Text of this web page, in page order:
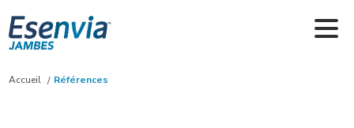
Accueil Références